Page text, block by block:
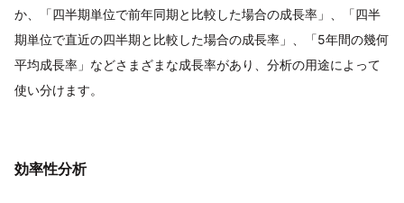
か、「四半期単位で前年同期と比較した場合の成長率」、「四半
期単位で直近の四半期と比較した場合の成長率」、「5年間の幾何
平均成長率」などさまざまな成長率があり、分析の用途によって
使い分けます。
効率性分析